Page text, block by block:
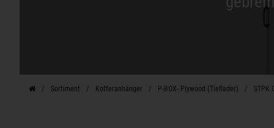
Sortiment Kofferanhänger P-BOX- Plywood (Tieflader) STPK